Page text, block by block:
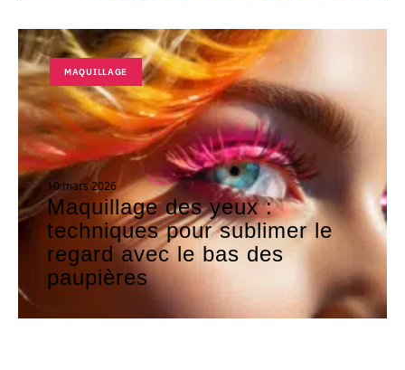
MAQUILLAGE
10 mars 2026
Maquillage des yeux :
techniques pour sublimer le
regard avec le bas des
paupières